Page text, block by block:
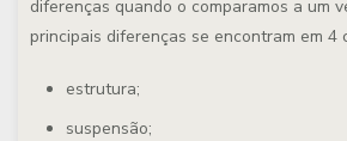
diferenças quando o comparamos a um
principais diferenças se encontram em 4
estrutura;
suspensão;